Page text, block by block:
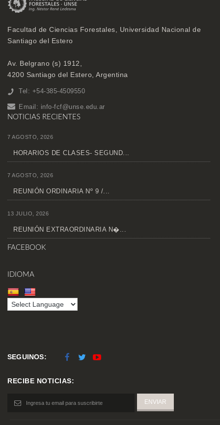
Facultad de Ciencias Forestales, Universidad Nacional de
Santiago del Estero
Av. Belgrano (s) 1912,
4200 Santiago del Estero, Argentina
Tel: +54-385-4509550
Email: info-fcf@unse.edu.ar
NOTICIAS RECIENTES
7 AGOSTO, 2026
HORARIOS DE CLASES- SEGUND...
7 AGOSTO, 2026
REUNIÓN ORDINARIA Nº 9 /...
13 JULIO, 2026
REUNIÓN EXTRAORDINARIA N�...
FACEBOOK
IDIOMA
SEGUINOS:
RECIBE NOTICIAS: